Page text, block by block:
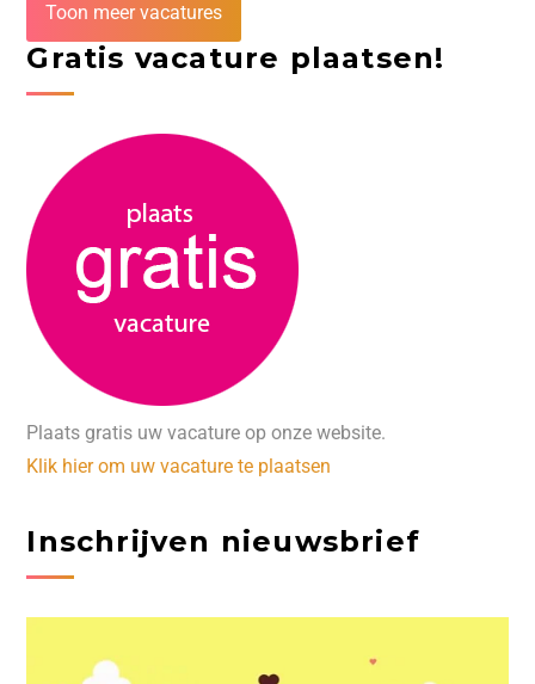
Toon meer vacatures
Gratis vacature plaatsen!
Plaats gratis uw vacature op onze website.
Klik hier om uw vacature te plaatsen
Inschrijven nieuwsbrief